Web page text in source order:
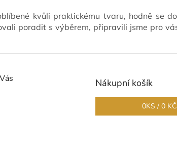
kvůli praktickému tvaru, hodně se
poradit s výběrem, připravili jsme pro
Nákupní košík
0KS / 0 KČ